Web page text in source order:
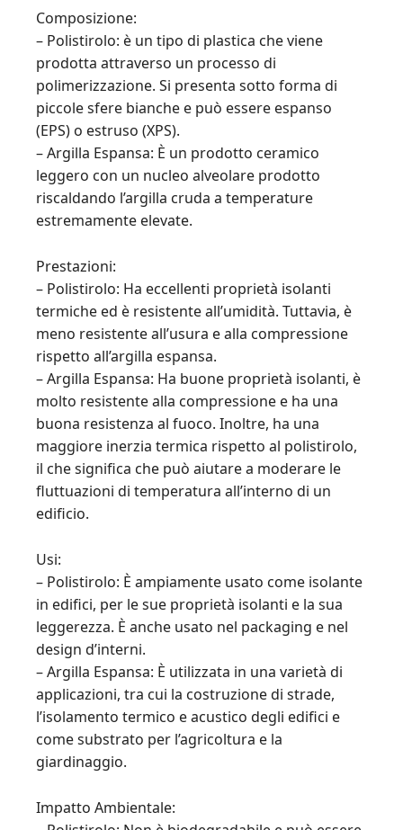
Composizione:
– Polistirolo: è un tipo di plastica che viene
prodotta attraverso un processo di
polimerizzazione. Si presenta sotto forma di
piccole sfere bianche e può essere espanso
(EPS) o estruso (XPS).
– Argilla Espansa: È un prodotto ceramico
leggero con un nucleo alveolare prodotto
riscaldando l’argilla cruda a temperature
estremamente elevate.
Prestazioni:
– Polistirolo: Ha eccellenti proprietà isolanti
termiche ed è resistente all’umidità. Tuttavia, è
meno resistente all’usura e alla compressione
rispetto all’argilla espansa.
– Argilla Espansa: Ha buone proprietà isolanti, è
molto resistente alla compressione e ha una
buona resistenza al fuoco. Inoltre, ha una
maggiore inerzia termica rispetto al polistirolo,
il che significa che può aiutare a moderare le
fluttuazioni di temperatura all’interno di un
edificio.
Usi:
– Polistirolo: È ampiamente usato come isolante
in edifici, per le sue proprietà isolanti e la sua
leggerezza. È anche usato nel packaging e nel
design d’interni.
– Argilla Espansa: È utilizzata in una varietà di
applicazioni, tra cui la costruzione di strade,
l’isolamento termico e acustico degli edifici e
come substrato per l’agricoltura e la
giardinaggio.
Impatto Ambientale: